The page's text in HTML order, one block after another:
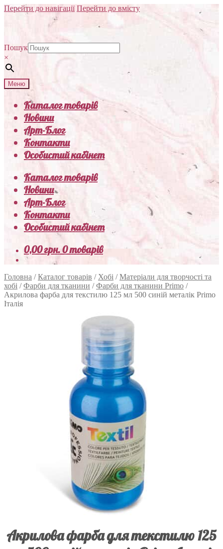
Перейти до навігації Перейти до вмісту
Пошук
×
Меню
Каталог товарів
Новини
Арт-Блог
Контакти
Особистий кабінет
Каталог товарів
Новини
Арт-Блог
Контакти
Особистий кабінет
0,00грн.0 товарів
Головна /Каталог товарів / Хобі /Матеріали для творчості та
хобі /Фарби для тканини /Фарби для тканини Primo /
Акрилова фарба для текстилю 125 мл 500 синій металік Primo
Італія
Акрилова фарба для текстилю 125